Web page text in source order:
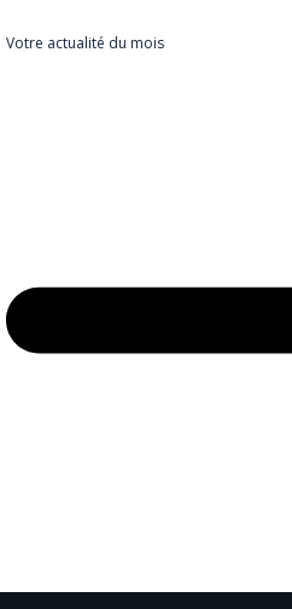
Votre actualité du mois